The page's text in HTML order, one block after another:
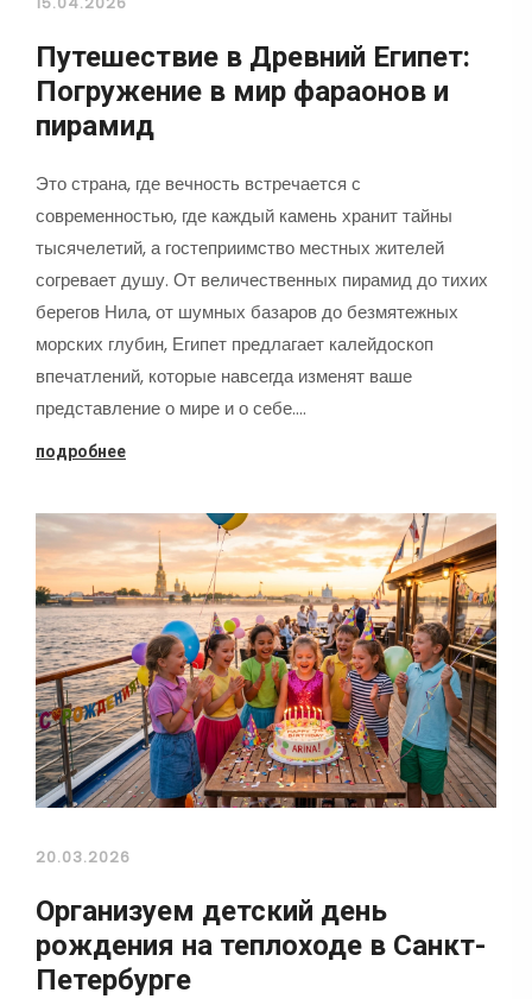
Путешествие в Древний Египет:
Погружение в мир фараонов и
пирамид
Это страна, где вечность встречается с
современностью, где каждый камень хранит тайны
тысячелетий, а гостеприимство местных жителей
согревает душу. От величественных пирамид до тихих
берегов Нила, от шумных базаров до безмятежных
морских глубин, Египет предлагает калейдоскоп
впечатлений, которые навсегда изменят ваше
представление о мире и о себе.…
подробнее
20.03.2026
Организуем детский день
рождения на теплоходе в Санкт-
Петербурге